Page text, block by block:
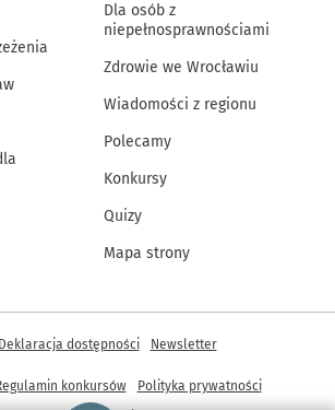
Dla osób z
niepełnosprawnościami
Zdrowie we Wrocławiu
Wiadomości z regionu
Polecamy
Konkursy
Quizy
Mapa strony
Deklaracja dostępności Newsletter
konkursów
Polityka prywatności